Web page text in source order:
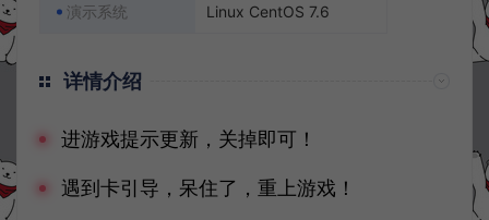
演示系统 Linux CentOS 7.6
详情介绍
进游戏提示更新，关掉即可！
遇到卡引导，呆住了，重上游戏！